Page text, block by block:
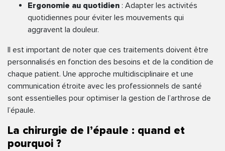
Ergonomie au quotidien : Adapter les activités
quotidiennes pour éviter les mouvements qui
aggravent la douleur.
Il est important de noter que ces traitements doivent être
personnalisés en fonction des besoins et de la condition de
chaque patient. Une approche multidisciplinaire et une
communication étroite avec les professionnels de santé
sont essentielles pour optimiser la gestion de l’arthrose de
l’épaule.
La chirurgie de l’épaule : quand et
pourquoi ?